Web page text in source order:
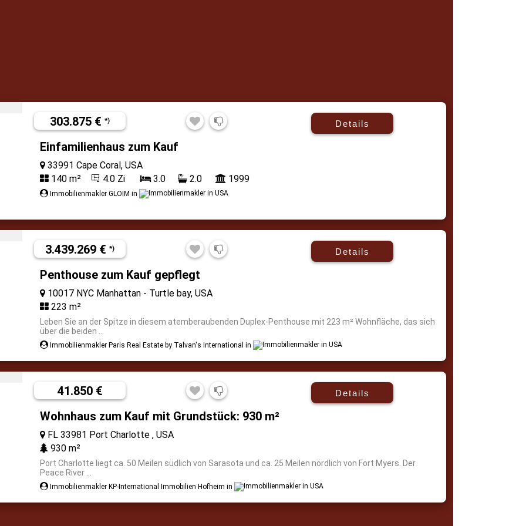
303.875 € *) Details
Einfamilienhaus zum Kauf
33991 Cape Coral, USA
140 m²
4.0 Zi 3.0 2.0 1999
Immobilienmakler GLOIM in
3.439.269 € *) Details
Penthouse zum Kauf gepflegt
10017 NYC Manhattan - Turtle bay, USA
223 m²
Leben Sie an der Spitze in diesem atemberaubenden Duplex-Penthouse mit 223 m² Wohnfläche, das sich
über die beiden ...
Immobilienmakler Paris Real Estate by Talvan's International in
41.850 € Details
Wohnhaus zum Kauf mit Grundstück: 930 m²
FL 33981 Port Charlotte , USA
930 m²
Port Charlotte liegt ca. 50 Meilen südlich von Sarasota und ca. 25 Meilen nördlich von Fort Myers. Der
Peace River ...
Immobilienmakler KP-International Immobilien Hofheim in